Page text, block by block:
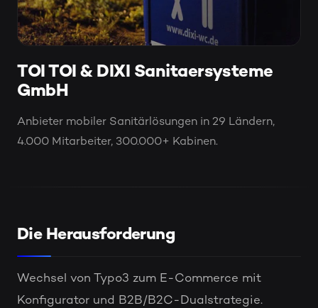
TOI TOI & DIXI Sanitaersysteme
GmbH
Anbieter mobiler Sanitärlösungen in 29 Ländern,
4.000 Mitarbeiter, 300.000+ Kabinen.
Die Herausforderung
Wechsel von Typo3 zum E-Commerce mit
Konfigurator und B2B/B2C-Dualstrategie.